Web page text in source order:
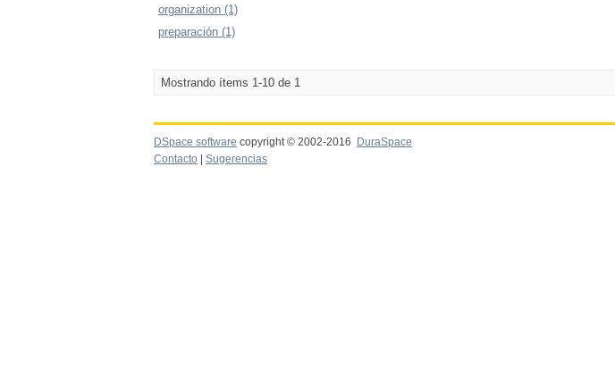
organization (1)
preparación (1)
Mostrando ítems 1-10 de 1
DSpace software copyright © 2002-2016 DuraSpace
Contacto
Sugerencias